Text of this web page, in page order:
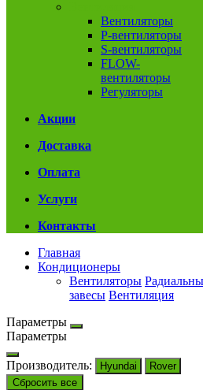
Вентиляторы
P-вентиляторы
S-вентиляторы
FLOW-
вентиляторы
Регуляторы
Акции
Доставка
Оплата
Услуги
Контакты
Главная
Кондиционеры
Вентиляторы
завесы Вентиляция
Параметры
Параметры
Производитель: Hyundai
Rover
Сбросить все